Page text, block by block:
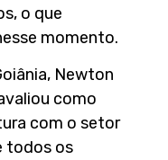
o que
momento.
Newton
como
com o setor
todos os